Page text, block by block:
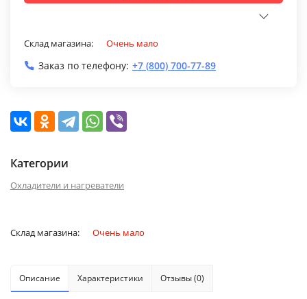
Склад магазина: Очень мало
Заказ по телефону: +7 (800) 700-77-89
Категории
Охладители и нагреватели
Склад магазина: Очень мало
Описание Характеристики Отзывы (0)